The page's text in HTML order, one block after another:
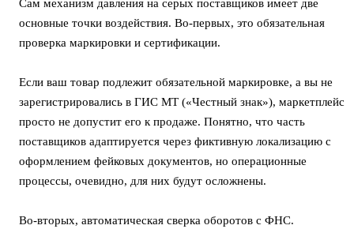
Сам механизм давления на серых поставщиков имеет две
основные точки воздействия. Во-первых, это обязательная
проверка маркировки и сертификации.
Если ваш товар подлежит обязательной маркировке, а вы не
зарегистрировались в ГИС МТ («Честный знак»), маркетплейс
просто не допустит его к продаже. Понятно, что часть
поставщиков адаптируется через фиктивную локализацию с
оформлением фейковых документов, но операционные
процессы, очевидно, для них будут осложнены.
Во-вторых, автоматическая сверка оборотов с ФНС.